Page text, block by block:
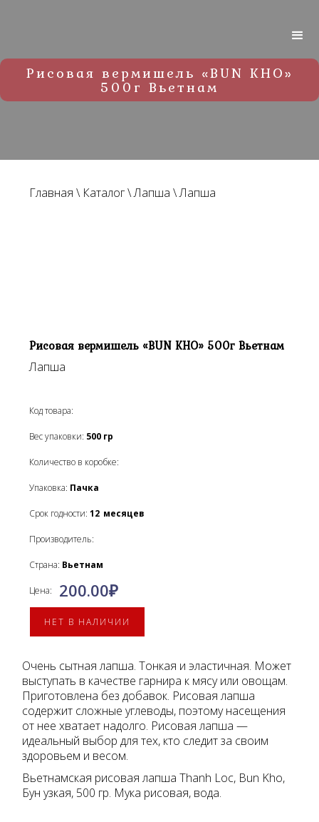
Рисовая вермишель «BUN KHO»
500г Вьетнам
Главная \ Каталог\Лапша \Лапша
Рисовая вермишель «BUN KHO» 500г Вьетнам
Лапша
Код товара:
Вес упаковки: 500 гр
Количество в коробке:
Упаковка: Пачка
Срок годности: 12 месяцев
Производитель:
Страна: Вьетнам
Цена: 200.00₽
НЕТ В НАЛИЧИИ
Очень сытная лапша. Тонкая и эластичная. Может
выступать в качестве гарнира к мясу или овощам.
Приготовлена без добавок. Рисовая лапша
содержит сложные углеводы, поэтому насещения
от нее хватает надолго. Рисовая лапша —
идеальный выбор для тех, кто следит за своим
здоровьем и весом.
Вьетнамская рисовая лапша Thanh Loc, Bun Kho,
Бун узкая, 500 гр. Мука рисовая, вода.